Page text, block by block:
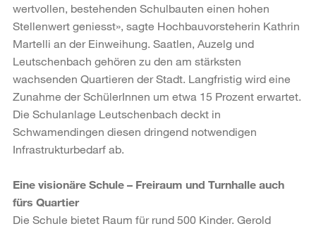
wertvollen, bestehenden Schulbauten einen hohen
Stellenwert geniesst», sagte Hochbauvorsteherin Kathrin
Martelli an der Einweihung. Saatlen, Auzelg und
Leutschenbach gehören zu den am stärksten
wachsenden Quartieren der Stadt. Langfristig wird eine
Zunahme der SchülerInnen um etwa 15 Prozent erwartet.
Die Schulanlage Leutschenbach deckt in
Schwamendingen diesen dringend notwendigen
Infrastrukturbedarf ab.
Eine visionäre Schule – Freiraum und Turnhalle auch
fürs Quartier
Die Schule bietet Raum für rund 500 Kinder. Gerold